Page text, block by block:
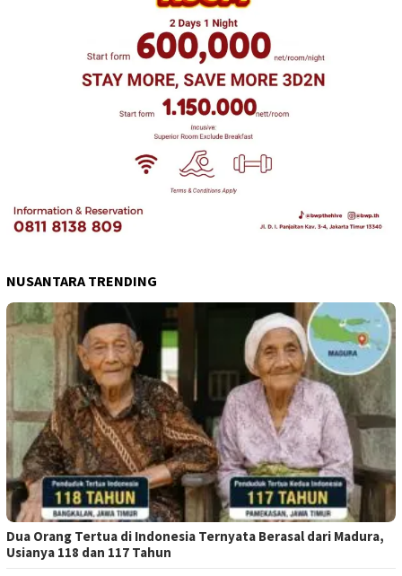
NUSANTARA TRENDING
Dua Orang Tertua di Indonesia Ternyata Berasal dari Madura,
Usianya 118 dan 117 Tahun